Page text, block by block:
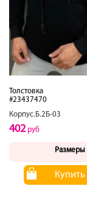
Толстовка
#23437470
Корпус.Б.2Б-03
402руб
Размеры
Купить